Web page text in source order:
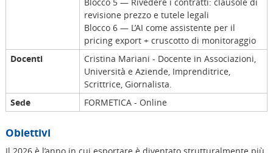
revisione prezzo e tutele legali
Blocco 6 — L’AI come assistente per il
pricing export + cruscotto di monitoraggio
Docenti
Cristina Mariani - Docente in Associazioni,
Università e Aziende, Imprenditrice,
Scrittrice, Giornalista.
Sede
FORMETICA - Online
Obiettivi
Il 2026 è l’anno in cui esportare è diventato strutturalmente più